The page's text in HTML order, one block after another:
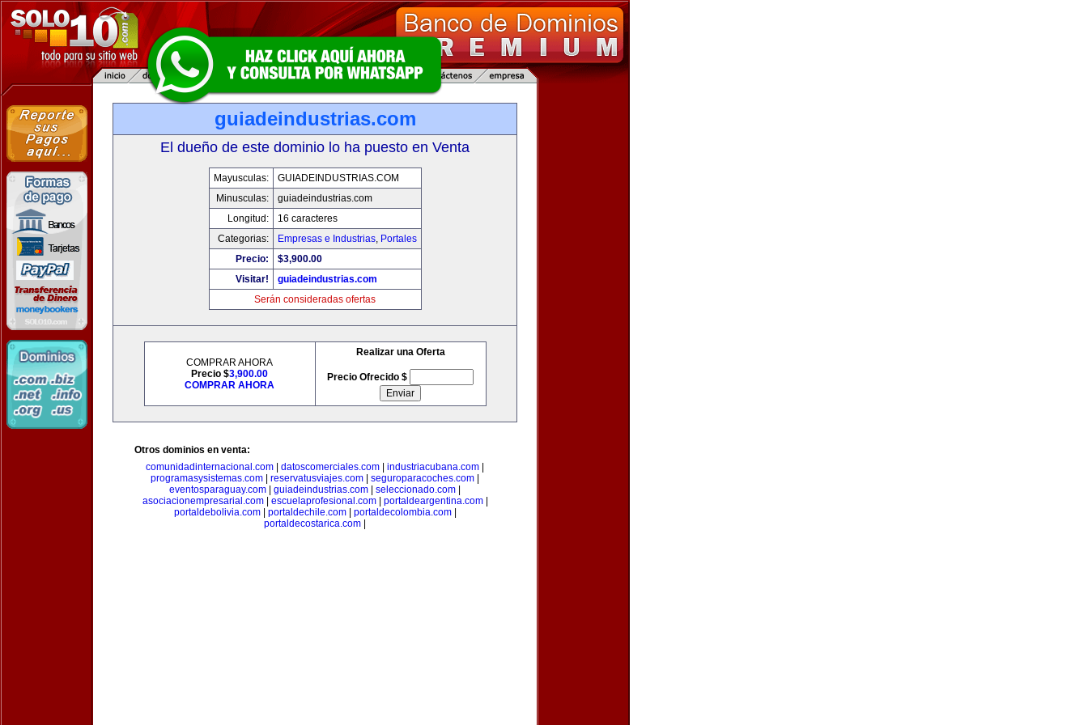
guiadeindustrias.com
El dueño de este dominio lo ha puesto en Venta
Mayusculas:
GUIADEINDUSTRIAS.COM
Minusculas:
guiadeindustrias.com
Longitud:
16 caracteres
Categorias:
Empresas e Industrias, Portales
Precio:
$3,900.00
Visitar!
guiadeindustrias.com
Serán consideradas ofertas
COMPRAR AHORA
Precio $3,900.00
COMPRAR AHORA
Realizar una Oferta
Precio Ofrecido $
Otros dominios en venta:
comunidadinternacional.com
datoscomerciales.com industriacubana.com
programasysistemas.com
reservatusviajes.com seguroparacoches.com
eventosparaguay.com
guiadeindustrias.com seleccionado.com
asociacionempresarial.com| escuelaprofesional.com| portaldeargentina.com|
portaldebolivia.com| portaldechile.com| portaldecolombia.com|
portaldecostarica.com